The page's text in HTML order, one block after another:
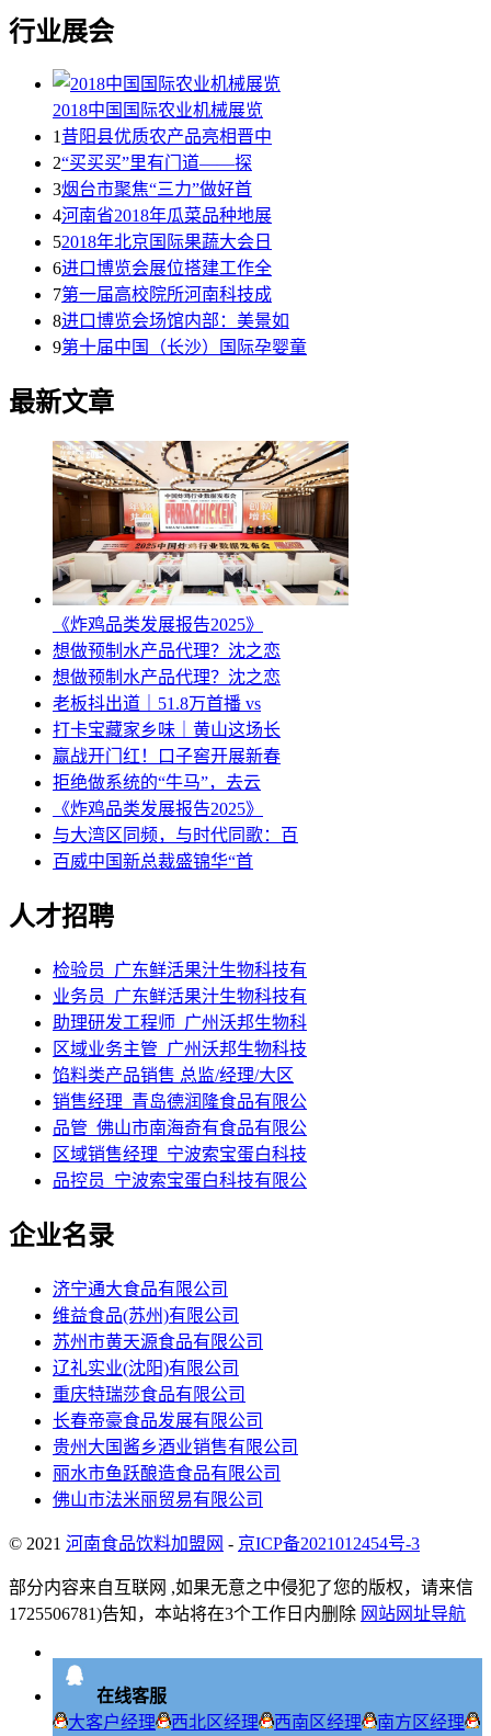
行业展会
2018中国国际农业机械展览
1昔阳县优质农产品亮相晋中
2“买买买”里有门道——探
3烟台市聚焦“三力”做好首
4河南省2018年瓜菜品种地展
52018年北京国际果蔬大会日
6进口博览会展位搭建工作全
7第一届高校院所河南科技成
8进口博览会场馆内部：美景如
9第十届中国（长沙）国际孕婴童
最新文章
《炸鸡品类发展报告2025》
想做预制水产品代理？沈之恋
想做预制水产品代理？沈之恋
老板抖出道｜51.8万首播 vs
打卡宝藏家乡味｜黄山这场长
赢战开门红！口子窖开展新春
拒绝做系统的“牛马”，去云
《炸鸡品类发展报告2025》
与大湾区同频，与时代同歌：百
百威中国新总裁盛锦华“首
人才招聘
检验员_广东鲜活果汁生物科技有
业务员_广东鲜活果汁生物科技有
助理研发工程师_广州沃邦生物科
区域业务主管_广州沃邦生物科技
馅料类产品销售 总监/经理/大区
销售经理_青岛德润隆食品有限公
品管_佛山市南海奇有食品有限公
区域销售经理_宁波索宝蛋白科技
品控员_宁波索宝蛋白科技有限公
企业名录
济宁通大食品有限公司
维益食品(苏州)有限公司
苏州市黄天源食品有限公司
辽礼实业(沈阳)有限公司
重庆特瑞莎食品有限公司
长春帝豪食品发展有限公司
贵州大国酱乡酒业销售有限公司
丽水市鱼跃酿造食品有限公司
佛山市法米丽贸易有限公司
© 2021 河南食品饮料加盟网 - 京ICP备2021012454号-3
部分内容来自互联网 ,如果无意之中侵犯了您的版权，请来信
1725506781)告知，本站将在3个工作日内删除 网站网址导航
在线客服
大客户经理
西北区经理 西南区经理 南方区经理